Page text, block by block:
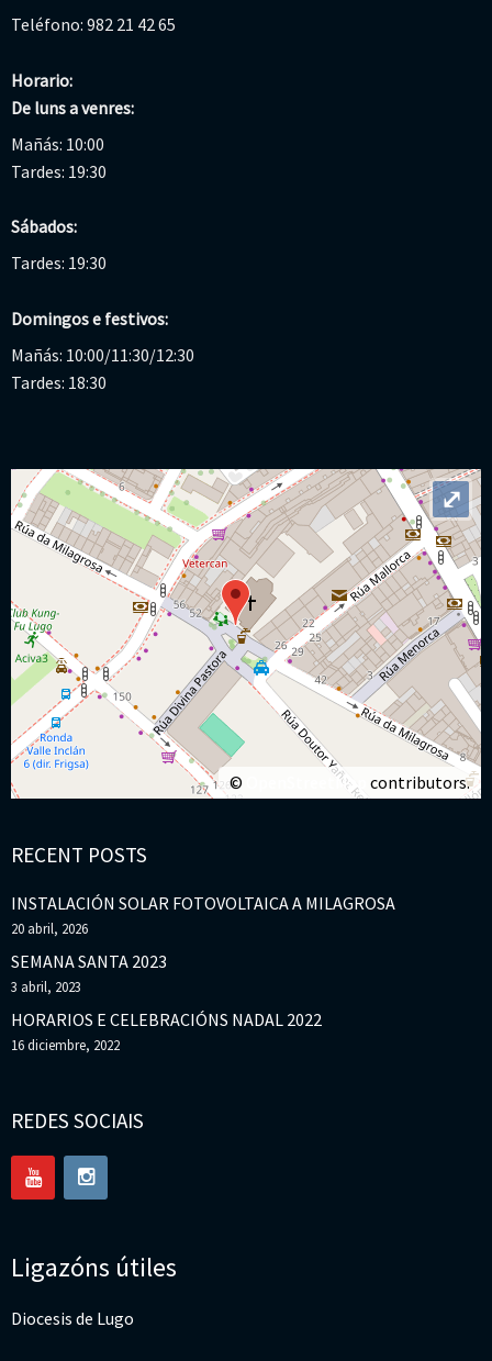
Teléfono: 982 21 42 65
Horario:
De luns a venres:
Mañás: 10:00
Tardes: 19:30
Sábados:
Tardes: 19:30
Domingos e festivos:
Mañás: 10:00/11:30/12:30
Tardes: 18:30
© OpenStreetMap contributors.
⤢
RECENT POSTS
INSTALACIÓN SOLAR FOTOVOLTAICA A MILAGROSA
20 abril, 2026
SEMANA SANTA 2023
3 abril, 2023
HORARIOS E CELEBRACIÓNS NADAL 2022
16 diciembre, 2022
REDES SOCIAIS
Ligazóns útiles
Diocesis de Lugo